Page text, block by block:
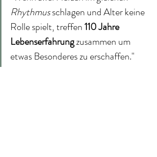
Rhythmus schlagen und Alter keine
Rolle spielt, treffen 110 Jahre
Lebenserfahrung zusammen um
etwas Besonderes zu erschaffen."